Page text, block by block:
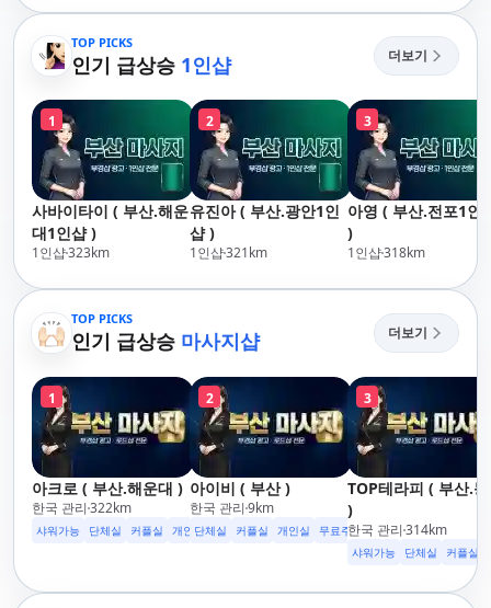
산,구서,연산,서면,재
단,다대포,범일,범천,우
동,마린시티,송정,기장,
정관,일광,망미,토곡,시
청,양정,초량,사직,온
천,미남,만덕,괴정,학
장,금사,서동,반여,반
송,명륜,남천,대연,문
현,부전,개금,가야,주
례,괘법,학장,강서,신
호,서구,암남
TOP PICKS
인기 급상승 1인샵 더보기
1
사바이타이 ( 부산.해운
대1인샵 )
1인샵323km
2
유진아 ( 부산.광안1인
샵 )
1인샵321km
3
아영 ( 부산.전포1인
)
1인샵318km
TOP PICKS
인기 급상승 마사지샵 더보기
1
아크로 ( 부산.해운대 )
한국 관리 322km
샤워가능 단체실 커플실 개인실 수면가능 무료주차 24시영업
2
아이비 ( 부산 )
한국 관리 9km
단체실 커플실 개인실 무료주차 수면가능 샤워가능
3
TOP테라피 ( 부산.
)
한국 관리 314km
샤워가능 단체실 커플실